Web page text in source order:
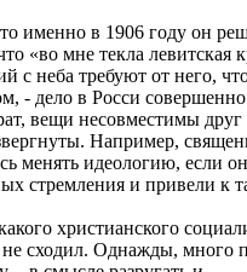
именно в 1906 году он
«во мне теклалевитская
с неба требуют от него,
- дело в Росси совершенно
вещи несовместимы друг
Например,
менять идеологию, если
стремления и привели к
христианского
сходил. Однажды, много